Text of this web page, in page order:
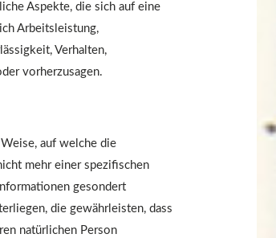
Aspekte, die sich auf eine
Arbeitsleistung,
Verhalten,
vorherzusagen.
auf welche die
mehr einer spezifischen
gesondert
die gewährleisten, dass
natürlichen Person